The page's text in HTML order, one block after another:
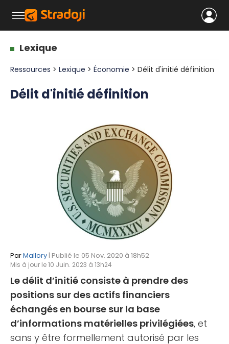
Lexique
Ressources > Lexique > Économie > Délit d'initié définition
Délit d'initié définition
ParMallory | Publié le 05 Nov. 2020 à 18h52
Mis à jour le 10 Juin. 2023 à 13h24
Le délit d’initié consiste à prendre des
positions sur des actifs financiers
échangés en bourse sur la base
d’informations matérielles privilégiées, et
sans y être formellement autorisé par les